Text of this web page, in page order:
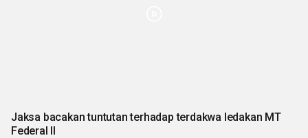
Jaksa bacakan tuntutan terhadap terdakwa ledakan MT
Federal II